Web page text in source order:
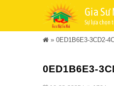
Gia
Sự lựa chọn
» 0ED1B6E3-3CD2-
0ED1B6E3-